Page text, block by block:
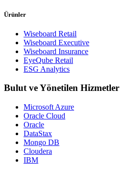
Ürünler
Wiseboard Retail
Wiseboard Executive
Wiseboard Insurance
EyeQube Retail
ESG Analytics
Bulut ve Yönetilen Hizmetler
Microsoft Azure
Oracle Cloud
Oracle
DataStax
Mongo DB
Cloudera
IBM